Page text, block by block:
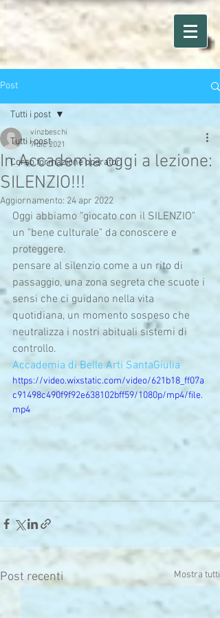
Post
Tutti i post
Corso formazione operatori
Tutti i post
In Accademia oggi a lezione:
SILENZIO!!!
vinzbeschi
7 dic 2021
Aggiornamento: 24 apr 2022
Oggi abbiamo "giocato con il SILENZIO"
un "bene culturale" da conoscere e
proteggere.
pensare al silenzio come a un rito di
passaggio, una zona segreta che scuote i
sensi che ci guidano nella vita
quotidiana, un momento sospeso che
neutralizza i nostri abituali sistemi di
controllo.
Accademia di Belle Arti SantaGiulia
https://video.wixstatic.com/video/621b18_ff07a
c91498c490f9f92e638102bff59/1080p/mp4/file.
mp4
Post recenti Mostra tutti